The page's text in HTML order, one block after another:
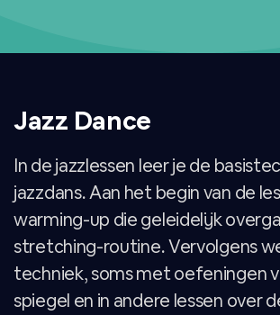
Jazz Dance
In de jazzlessen leer je de
jazzdans. Aan het begin van de
warming-up die geleidelijk
stretching-routine. Vervolgens
techniek, soms met oefeningen
spiegel en in andere lessen over